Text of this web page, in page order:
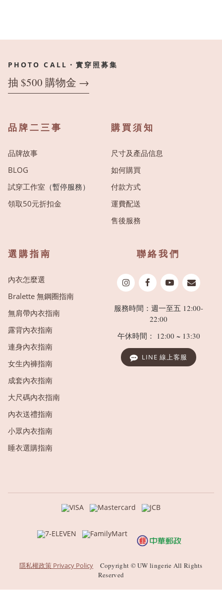
PHOTO CALL・實穿照募集
抽 $500 購物金 →
品牌二三事
品牌故事
BLOG
試穿工作室 （暫停服務）
領取50元折扣金
購買須知
尺寸及產品信息
如何購買
付款方式
運費配送
售後服務
選購指南
內衣怎麼選
Bralette 無鋼圈指南
無肩帶內衣指南
露背內衣指南
連身內衣指南
女生內褲指南
成套內衣指南
大尺碼內衣指南
內衣送禮指南
小眾內衣指南
睡衣選購指南
聯絡我們
服務時間：週一至五 12:00-
22:00
午休時間： 12:00 ~ 13:30
LINE 線上客服
隱私權政策 Privacy Policy Copyright © UW lingerie All Rights
Reserved